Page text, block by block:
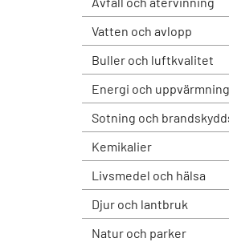
Vatten och avlopp
Buller och luftkvalitet
Energi och uppvärmning
Sotning och
Kemikalier
Livsmedel och hälsa
Djur och lantbruk
Natur och parker